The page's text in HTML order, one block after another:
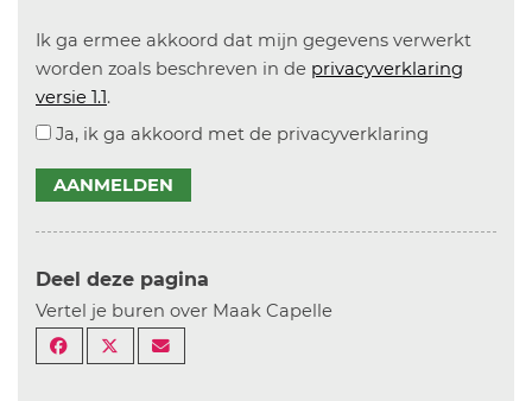
Ik ga ermee akkoord dat mijn gegevens verwerkt
worden zoals beschreven in de privacyverklaring
versie 1.1.
Ja, ik ga akkoord met de privacyverklaring
AANMELDEN
Deel deze pagina
Vertel je buren over Maak Capelle